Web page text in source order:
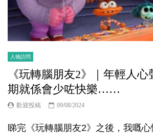
人物訪問
《玩轉腦朋友2》｜年輕人
期就係會少咗快樂……
歡迎投稿 09/08/2024
睇完《玩轉腦朋友2》之後，我嘅